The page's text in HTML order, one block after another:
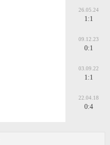
26.05.24
1:1
09.12.23
0:1
03.09.22
1:1
22.04.18
0:4